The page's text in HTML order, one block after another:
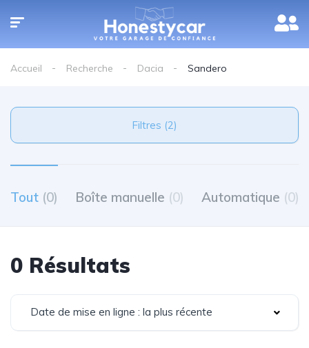
Accueil Recherche Dacia Sandero
Filtres (2)
Tout (0) Boîte manuelle (0) Automatique (0)
0 Résultats
Date de mise en ligne : la plus récente